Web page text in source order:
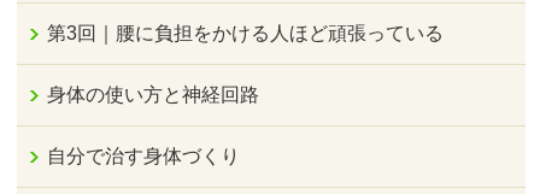
第3回｜腰に負担をかける人ほど頑張っている
身体の使い方と神経回路
自分で治す身体づくり